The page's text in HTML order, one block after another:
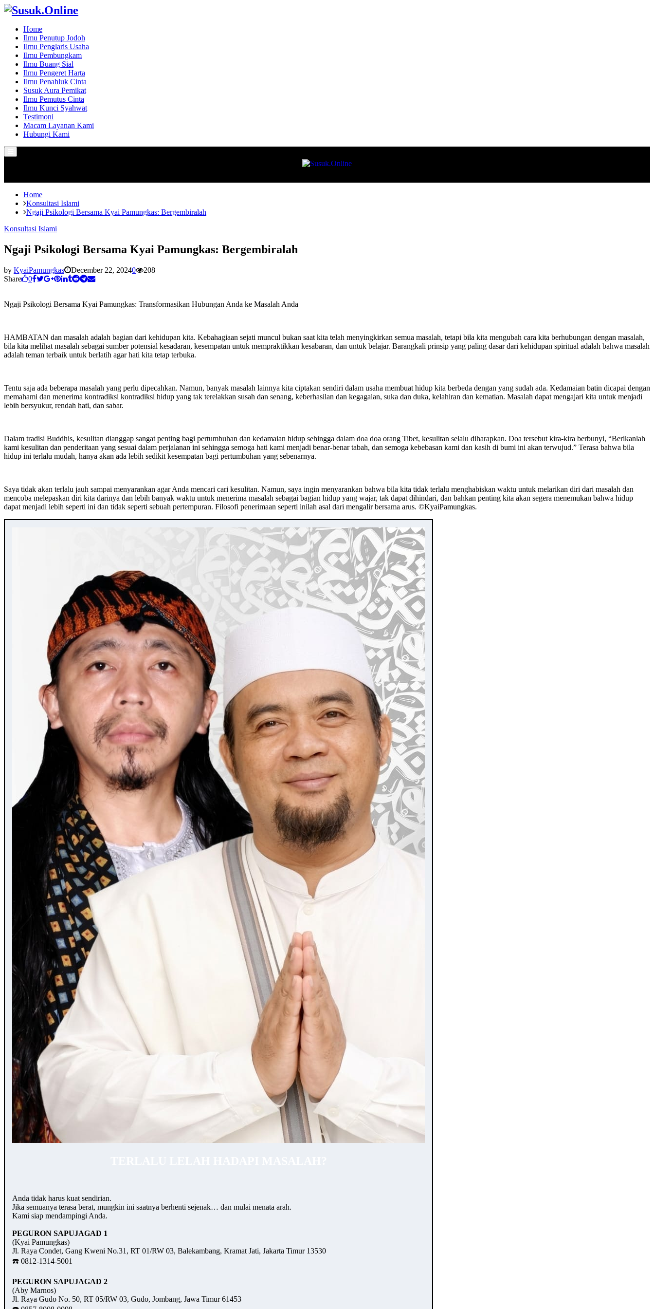
Home
Ilmu Penutup Jodoh
Ilmu Penglaris Usaha
Ilmu Pembungkam
Ilmu Buang Sial
Ilmu Pengeret Harta
Ilmu Penahluk Cinta
Susuk Aura Pemikat
Ilmu Pemutus Cinta
Ilmu Kunci Syahwat
Testimoni
Macam Layanan Kami
Hubungi Kami
Menu
Home
Konsultasi Islami
Ngaji Psikologi Bersama Kyai Pamungkas: Bergembiralah
Konsultasi Islami
Ngaji Psikologi Bersama Kyai Pamungkas: Bergembiralah
by KyaiPamungkas December 22, 20240
208
Share
0
Ngaji Psikologi Bersama Kyai Pamungkas: Transformasikan Hubungan Anda ke Masalah Anda
HAMBATAN dan masalah adalah bagian dari kehidupan kita. Kebahagiaan sejati muncul bukan saat kita telah menyingkirkan semua masalah, tetapi bila kita mengubah cara kita berhubungan dengan masalah,
bila kita melihat masalah sebagai sumber potensial kesadaran, kesempatan untuk mempraktikkan kesabaran, dan untuk belajar. Barangkali prinsip yang paling dasar dari kehidupan spiritual adalah bahwa masalah
adalah teman terbaik untuk berlatih agar hati kita tetap terbuka.
Tentu saja ada beberapa masalah yang perlu dipecahkan. Namun, banyak masalah lainnya kita ciptakan sendiri dalam usaha membuat hidup kita berbeda dengan yang sudah ada. Kedamaian batin dicapai dengan
memahami dan menerima kontradiksi kontradiksi hidup yang tak terelakkan susah dan senang, keberhasilan dan kegagalan, suka dan duka, kelahiran dan kematian. Masalah dapat mengajari kita untuk menjadi
lebih bersyukur, rendah hati, dan sabar.
Dalam tradisi Buddhis, kesulitan dianggap sangat penting bagi pertumbuhan dan kedamaian hidup sehingga dalam doa doa orang Tibet, kesulitan selalu diharapkan. Doa tersebut kira-kira berbunyi, “Berikanlah
kami kesulitan dan penderitaan yang sesuai dalam perjalanan ini sehingga semoga hati kami menjadi benar-benar tabah, dan semoga kebebasan kami dan kasih di bumi ini akan terwujud.” Terasa bahwa bila
hidup ini terlalu mudah, hanya akan ada lebih sedikit kesempatan bagi pertumbuhan yang sebenarnya.
Saya tidak akan terlalu jauh sampai menyarankan agar Anda mencari cari kesulitan. Namun, saya ingin menyarankan bahwa bila kita tidak terlalu menghabiskan waktu untuk melarikan diri dari masalah dan
mencoba melepaskan diri kita darinya dan lebih banyak waktu untuk menerima masalah sebagai bagian hidup yang wajar, tak dapat dihindari, dan bahkan penting kita akan segera menemukan bahwa hidup
dapat menjadi lebih seperti ini dan tidak seperti sebuah pertempuran. Filosofi penerimaan seperti inilah asal dari mengalir bersama arus. ©️KyaiPamungkas.
Anda tidak harus kuat sendirian.
Jika semuanya terasa berat, mungkin ini saatnya berhenti sejenak… dan mulai menata arah.
Kami siap mendampingi Anda.
PEGURON SAPUJAGAD 1
(Kyai Pamungkas)
Jl. Raya Condet, Gang Kweni No.31, RT 01/RW 03, Balekambang, Kramat Jati, Jakarta Timur 13530
☎️ 0812-1314-5001
PEGURON SAPUJAGAD 2
(Aby Marnos)
Jl. Raya Gudo No. 50, RT 05/RW 03, Gudo, Jombang, Jawa Timur 61453